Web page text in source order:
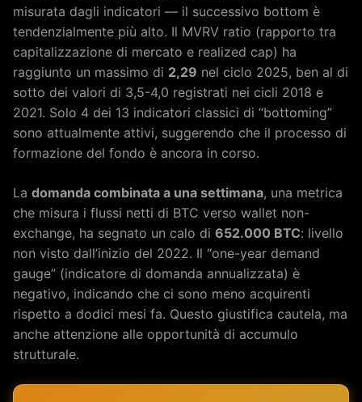
misurata dagli indicatori — il successivo bottom è
tendenzialmente più alto. Il MVRV ratio (rapporto tra
capitalizzazione di mercato e realized cap) ha
raggiunto un massimo di 2,29 nel ciclo 2025, ben al di
sotto dei valori di 3,5-4,0 registrati nei cicli 2018 e
2021. Solo 4 dei 13 indicatori classici di “bottoming”
sono attualmente attivi, suggerendo che il processo di
formazione del fondo è ancora in corso.
La domanda combinata a una settimana, una metrica
che misura i flussi netti di BTC verso wallet non-
exchange, ha segnato un calo di 652.000 BTC: livello
non visto dall’inizio del 2022. Il “one-year demand
gauge” (indicatore di domanda annualizzata) è
negativo, indicando che ci sono meno acquirenti
rispetto a dodici mesi fa. Questo giustifica cautela, ma
anche attenzione alle opportunità di accumulo
strutturale.